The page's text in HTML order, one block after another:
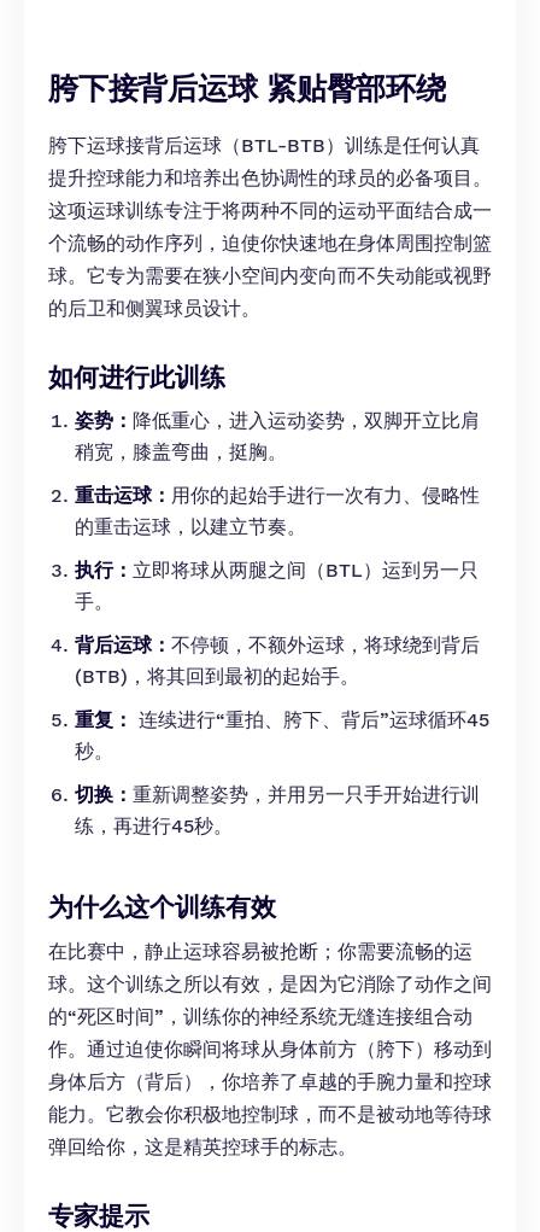
胯下接背后运球 紧贴臀部环绕
胯下运球接背后运球（BTL-BTB）训练是任何认真
提升控球能力和培养出色协调性的球员的必备项目。
这项运球训练专注于将两种不同的运动平面结合成一
个流畅的动作序列，迫使你快速地在身体周围控制篮
球。它专为需要在狭小空间内变向而不失动能或视野
的后卫和侧翼球员设计。
如何进行此训练
姿势： 降低重心，进入运动姿势，双脚开立比肩
稍宽，膝盖弯曲，挺胸。
重击运球： 用你的起始手进行一次有力、侵略性
的重击运球，以建立节奏。
执行： 立即将球从两腿之间（BTL）运到另一只
手。
背后运球： 不停顿，不额外运球，将球绕到背后
(BTB)，将其回到最初的起始手。
重复： 连续进行“重拍、胯下、背后”运球循环45
秒。
切换： 重新调整姿势，并用另一只手开始进行训
练，再进行45秒。
为什么这个训练有效
在比赛中，静止运球容易被抢断；你需要流畅的运
球。这个训练之所以有效，是因为它消除了动作之间
的“死区时间”，训练你的神经系统无缝连接组合动
作。通过迫使你瞬间将球从身体前方（胯下）移动到
身体后方（背后），你培养了卓越的手腕力量和控球
能力。它教会你积极地控制球，而不是被动地等待球
弹回给你，这是精英控球手的标志。
专家提示